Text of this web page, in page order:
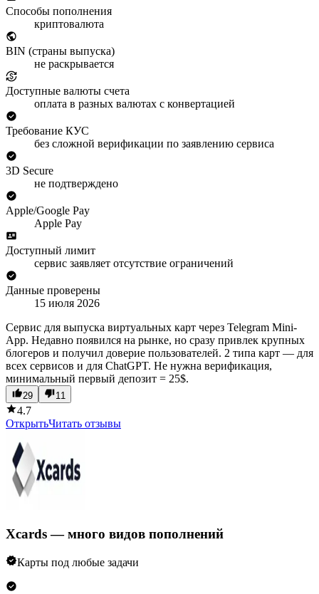
Способы пополнения
криптовалюта
BIN (страны выпуска)
не раскрывается
Доступные валюты счета
оплата в разных валютах с конвертацией
Требование КУС
без сложной верификации по заявлению сервиса
3D Secure
не подтверждено
Apple/Google Pay
Apple Pay
Доступный лимит
сервис заявляет отсутствие ограничений
Данные проверены
15 июля 2026
Сервис для выпуска виртуальных карт через Telegram Mini-
App. Недавно появился на рынке, но сразу привлек крупных
блогеров и получил доверие пользователей. 2 типа карт — для
всех сервисов и для ChatGPT. Не нужна верификация,
минимальный первый депозит = 25$.
29 11
4.7
ОткрытьЧитать отзывы
Xcards — много видов пополнений
Карты под любые задачи